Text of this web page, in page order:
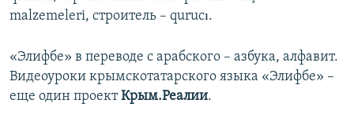
malzemeleri, cтроитель – qurucı.
«Элифбе» в переводе с арабского – азбука, алфавит.
Видеоуроки крымскотатарского языка «Элифбе» –
еще один проектКрым.Реалии.